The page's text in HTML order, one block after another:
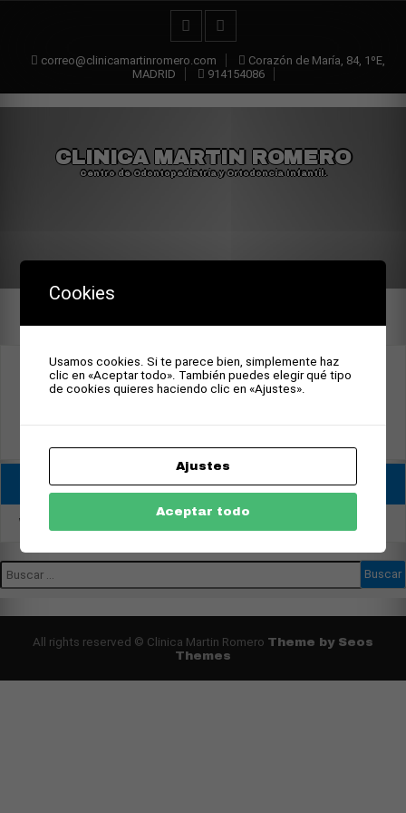
correo@clinicamartinromero.com
Corazón de María, 84, 1ºE,
MADRID
914154086
CLINICA MARTIN ROMERO
Centro de Odontopediatría y Ortodoncia Infantil.
DON QUIXOTE’S COUNTENANCE
BEFORE AND AFTER LOSING HIS
TEETH
Entradas recientes
World International Congress
All rights reserved © Clinica Martin Romero Theme by Seos
Themes
Cookies
Usamos cookies. Si te parece bien, simplemente haz
clic en «Aceptar todo». También puedes elegir qué tipo
de cookies quieres haciendo clic en «Ajustes».
Ajustes
Aceptar todo